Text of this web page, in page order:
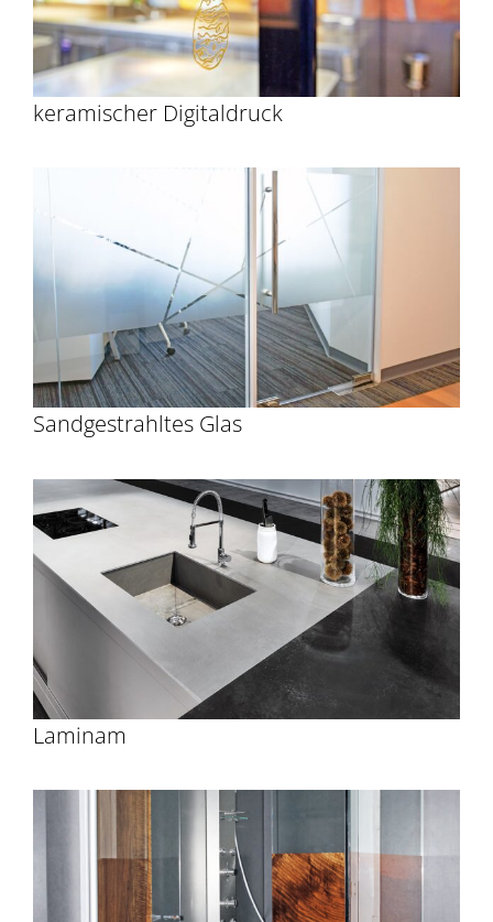
keramischer Digitaldruck
Sandgestrahltes Glas
Laminam